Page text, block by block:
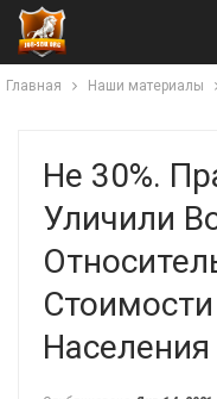
Главная Наши материалы
Не 30%.
Уличили
Населения